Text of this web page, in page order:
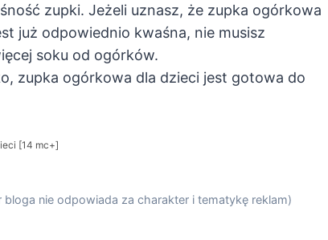
zupki. Jeżeli uznasz, że zupka ogórkowa
już odpowiednio kwaśna, nie musisz
soku od ogórków.
zupka ogórkowa dla dzieci jest gotowa do
[14 mc+]
nie odpowiada za charakter i tematykę reklam)